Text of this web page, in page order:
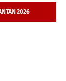
2026